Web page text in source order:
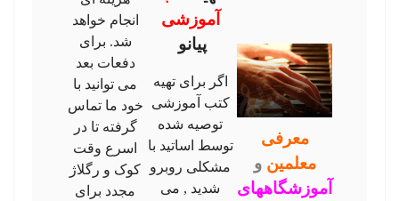
معرفی
معلمین و
آموزشگاههای
آموزشی
پیانو
اگر برای تهیه
کتب آموزشی
توصیه شده
توسط اساتید با
مشکلی روبرو
شدید , می
انجام خواهد
شد. برای
دفعات بعد
می توانید با
خود ما تماس
گرفته تا در
اسرع وقت
کوک و رگلاژ
مجدد برای